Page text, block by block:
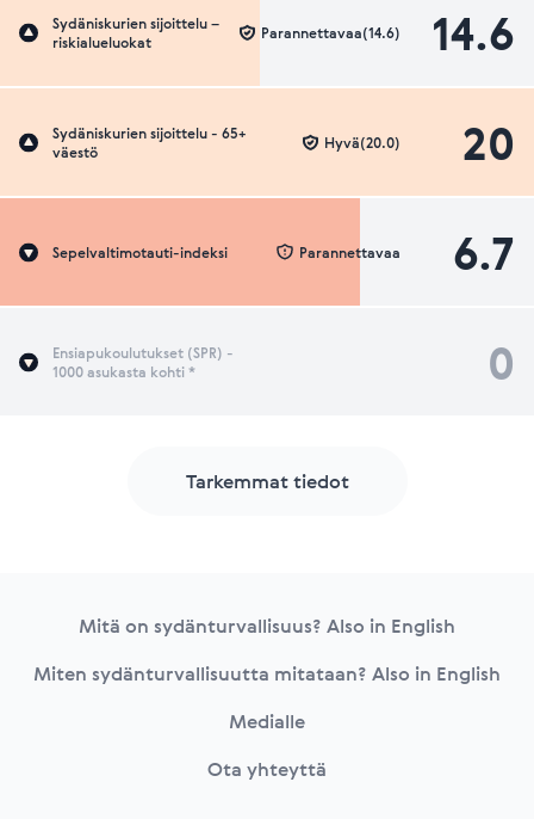
Sydäniskurien sijoittelu –
riskialueluokat
14.6
Parannettavaa(14.6)
Sydäniskurien sijoittelu - 65+
väestö
20
Hyvä(20.0)
Sepelvaltimotauti-indeksi 6.7
Parannettavaa
Ensiapukoulutukset (SPR) -
1000 asukasta kohti *
0
Tarkemmat tiedot
Mitä on sydänturvallisuus? Also in English
Miten sydänturvallisuutta mitataan? Also in English
Medialle
Ota yhteyttä